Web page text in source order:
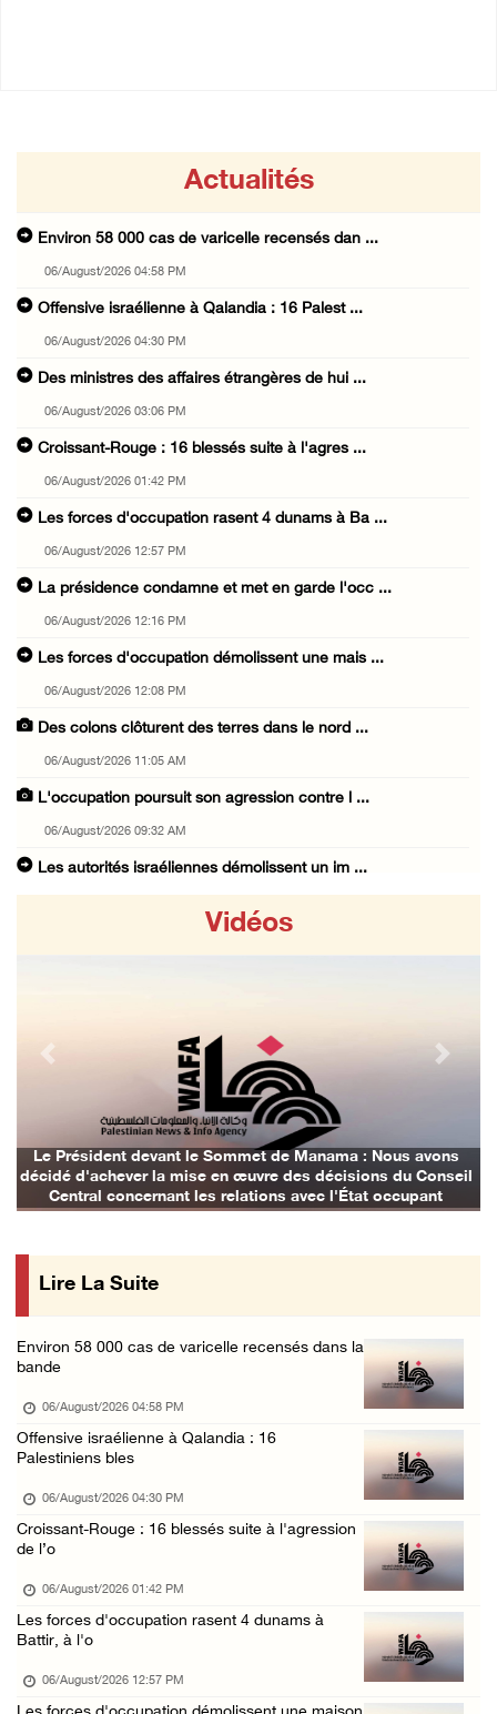
Actualités
Environ 58 000 cas de varicelle recensés dan ...
06/August/2026 04:58 PM
Offensive israélienne à Qalandia : 16 Palest ...
06/August/2026 04:30 PM
Des ministres des affaires étrangères de hui ...
06/August/2026 03:06 PM
Croissant-Rouge : 16 blessés suite à l'agres ...
06/August/2026 01:42 PM
Les forces d'occupation rasent 4 dunams à Ba ...
06/August/2026 12:57 PM
La présidence condamne et met en garde l'occ ...
06/August/2026 12:16 PM
Les forces d'occupation démolissent une mais ...
06/August/2026 12:08 PM
Des colons clôturent des terres dans le nord ...
06/August/2026 11:05 AM
L'occupation poursuit son agression contre l ...
06/August/2026 09:32 AM
Les autorités israéliennes démolissent un im ...
06/August/2026 12:24 AM
Trois Palestiniens blessés lors d'une attaqu ...
06/August/2026 12:21 AM
Des colons prennent d'assaut Beit Fajjar, au ...
05/August/2026 10:37 PM
Croissant-Rouge : 8 blessés suite à l'attaqu ...
Vidéos
le Sommet de Manama : Nous avons
la mise en œuvre des décisions du Conseil
les relations avec l'État occupant
Les avions
Previous Next
Lire La Suite
Environ 58 000 cas de varicelle recensés dans la
bande
06/August/2026 04:58 PM
Offensive israélienne à Qalandia : 16
Palestiniens bles
06/August/2026 04:30 PM
Croissant-Rouge : 16 blessés suite à l'agression
de l’o
06/August/2026 01:42 PM
Les forces d'occupation rasent 4 dunams à
Battir, à l'o
06/August/2026 12:57 PM